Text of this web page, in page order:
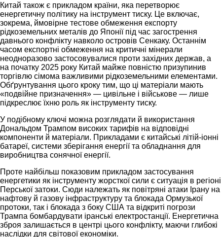
Китай також є прикладом країни, яка перетворює
енергетичну політику на інструмент тиску. Це включає,
зокрема, ймовірне тестове обмеження експорту
рідкоземельних металів до Японії під час загострення
давнього конфлікту навколо островів Сенкаку. Останнім
часом експортні обмеження на критичні мінерали
неодноразово застосовувалися проти західних держав, а
на початку 2025 року Китай майже повністю призупинив
торгівлю сімома важливими рідкоземельними елементами.
Обґрунтування цього кроку тим, що ці матеріали мають
«подвійне призначення» — цивільне і військове — лише
підкреслює їхню роль як інструменту тиску.
У подібному ключі можна розглядати й використання
Дональдом Трампом високих тарифів на відповідні
компоненти й матеріали. Прикладами є китайські літій-іонні
батареї, системи зберігання енергії та обладнання для
виробництва сонячної енергії.
Проте найбільш показовим прикладом застосування
енергетики як інструменту жорсткої сили є ситуація в регіоні
Перської затоки. Сюди належать як повітряні атаки Ірану на
нафтову й газову інфраструктуру та блокада Ормузької
протоки, так і блокада з боку США та відкриті погрози
Трампа бомбардувати іранські електростанції. Енергетична
зброя залишається в центрі цього конфлікту, маючи глибокі
наслідки для світової економіки.